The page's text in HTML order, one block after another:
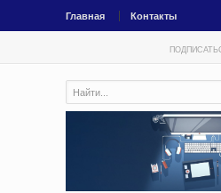
Главная Контакты